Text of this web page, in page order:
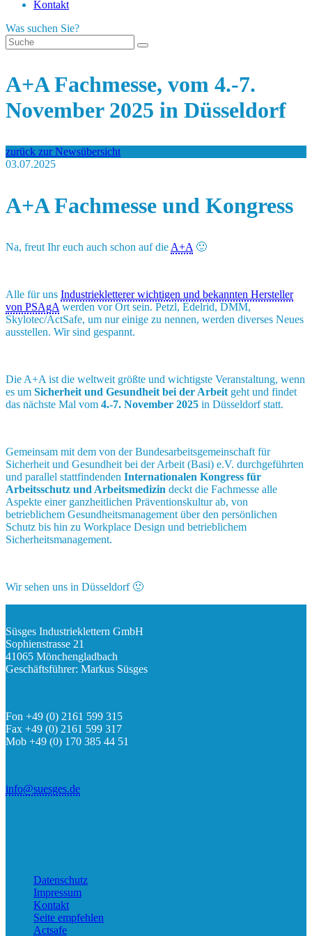
Kontakt
Was suchen Sie?
A+A Fachmesse, vom 4.-7.
November 2025 in Düsseldorf
zurück zur Newsübersicht
03.07.2025
A+A Fachmesse und Kongress
Na, freut Ihr euch auch schon auf die A+A 🙂
Alle für uns Industriekletterer wichtigen und bekannten Hersteller
von PSAgA werden vor Ort sein. Petzl, Edelrid, DMM,
Skylotec/ActSafe, um nur einige zu nennen, werden diverses Neues
ausstellen. Wir sind gespannt.
Die A+A ist die weltweit größte und wichtigste Veranstaltung, wenn
es um Sicherheit und Gesundheit bei der Arbeit geht und findet
das nächste Mal vom 4.-7. November 2025 in Düsseldorf statt.
Gemeinsam mit dem von der Bundesarbeitsgemeinschaft für
Sicherheit und Gesundheit bei der Arbeit (Basi) e.V. durchgeführten
und parallel stattfindenden Internationalen Kongress für
Arbeitsschutz und Arbeitsmedizin deckt die Fachmesse alle
Aspekte einer ganzheitlichen Präventionskultur ab, von
betrieblichem Gesundheitsmanagement über den persönlichen
Schutz bis hin zu Workplace Design und betrieblichem
Sicherheitsmanagement.
Wir sehen uns in Düsseldorf 🙂
Süsges Industrieklettern GmbH
Sophienstrasse 21
41065 Mönchengladbach
Geschäftsführer: Markus Süsges
Fon +49 (0) 2161 599 315
Fax +49 (0) 2161 599 317
Mob +49 (0) 170 385 44 51
info@suesges.de
Datenschutz
Impressum
Kontakt
Seite empfehlen
Actsafe